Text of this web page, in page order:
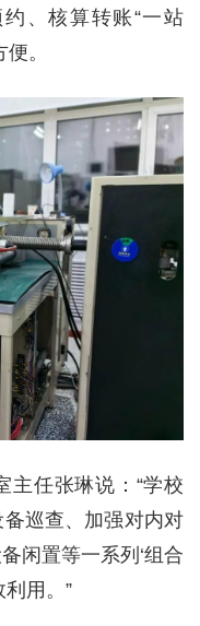
、核算转账“一站
。
主任张琳说：“学校
巡查、加强对内对
闲置等一系列‘组合
用。”